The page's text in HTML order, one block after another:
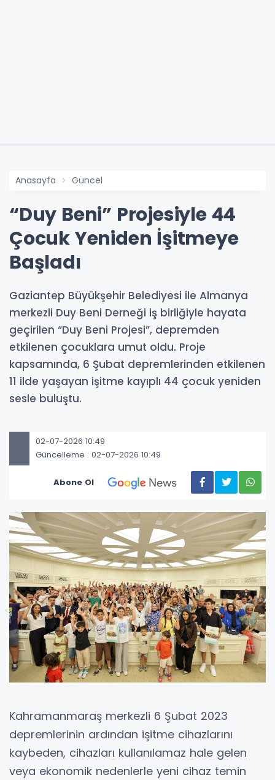
Anasayfa Güncel
“Duy Beni” Projesiyle 44
Çocuk Yeniden İşitmeye
Başladı
Gaziantep Büyükşehir Belediyesi ile Almanya
merkezli Duy Beni Derneği iş birliğiyle hayata
geçirilen “Duy Beni Projesi”, depremden
etkilenen çocuklara umut oldu. Proje
kapsamında, 6 Şubat depremlerinden etkilenen
11 ilde yaşayan işitme kayıplı 44 çocuk yeniden
sesle buluştu.
02-07-2026 10:49
Güncelleme : 02-07-2026 10:49
Abone Ol
Kahramanmaraş merkezli 6 Şubat 2023
depremlerinin ardından işitme cihazlarını
kaybeden, cihazları kullanılamaz hale gelen
veya ekonomik nedenlerle yeni cihaz temin